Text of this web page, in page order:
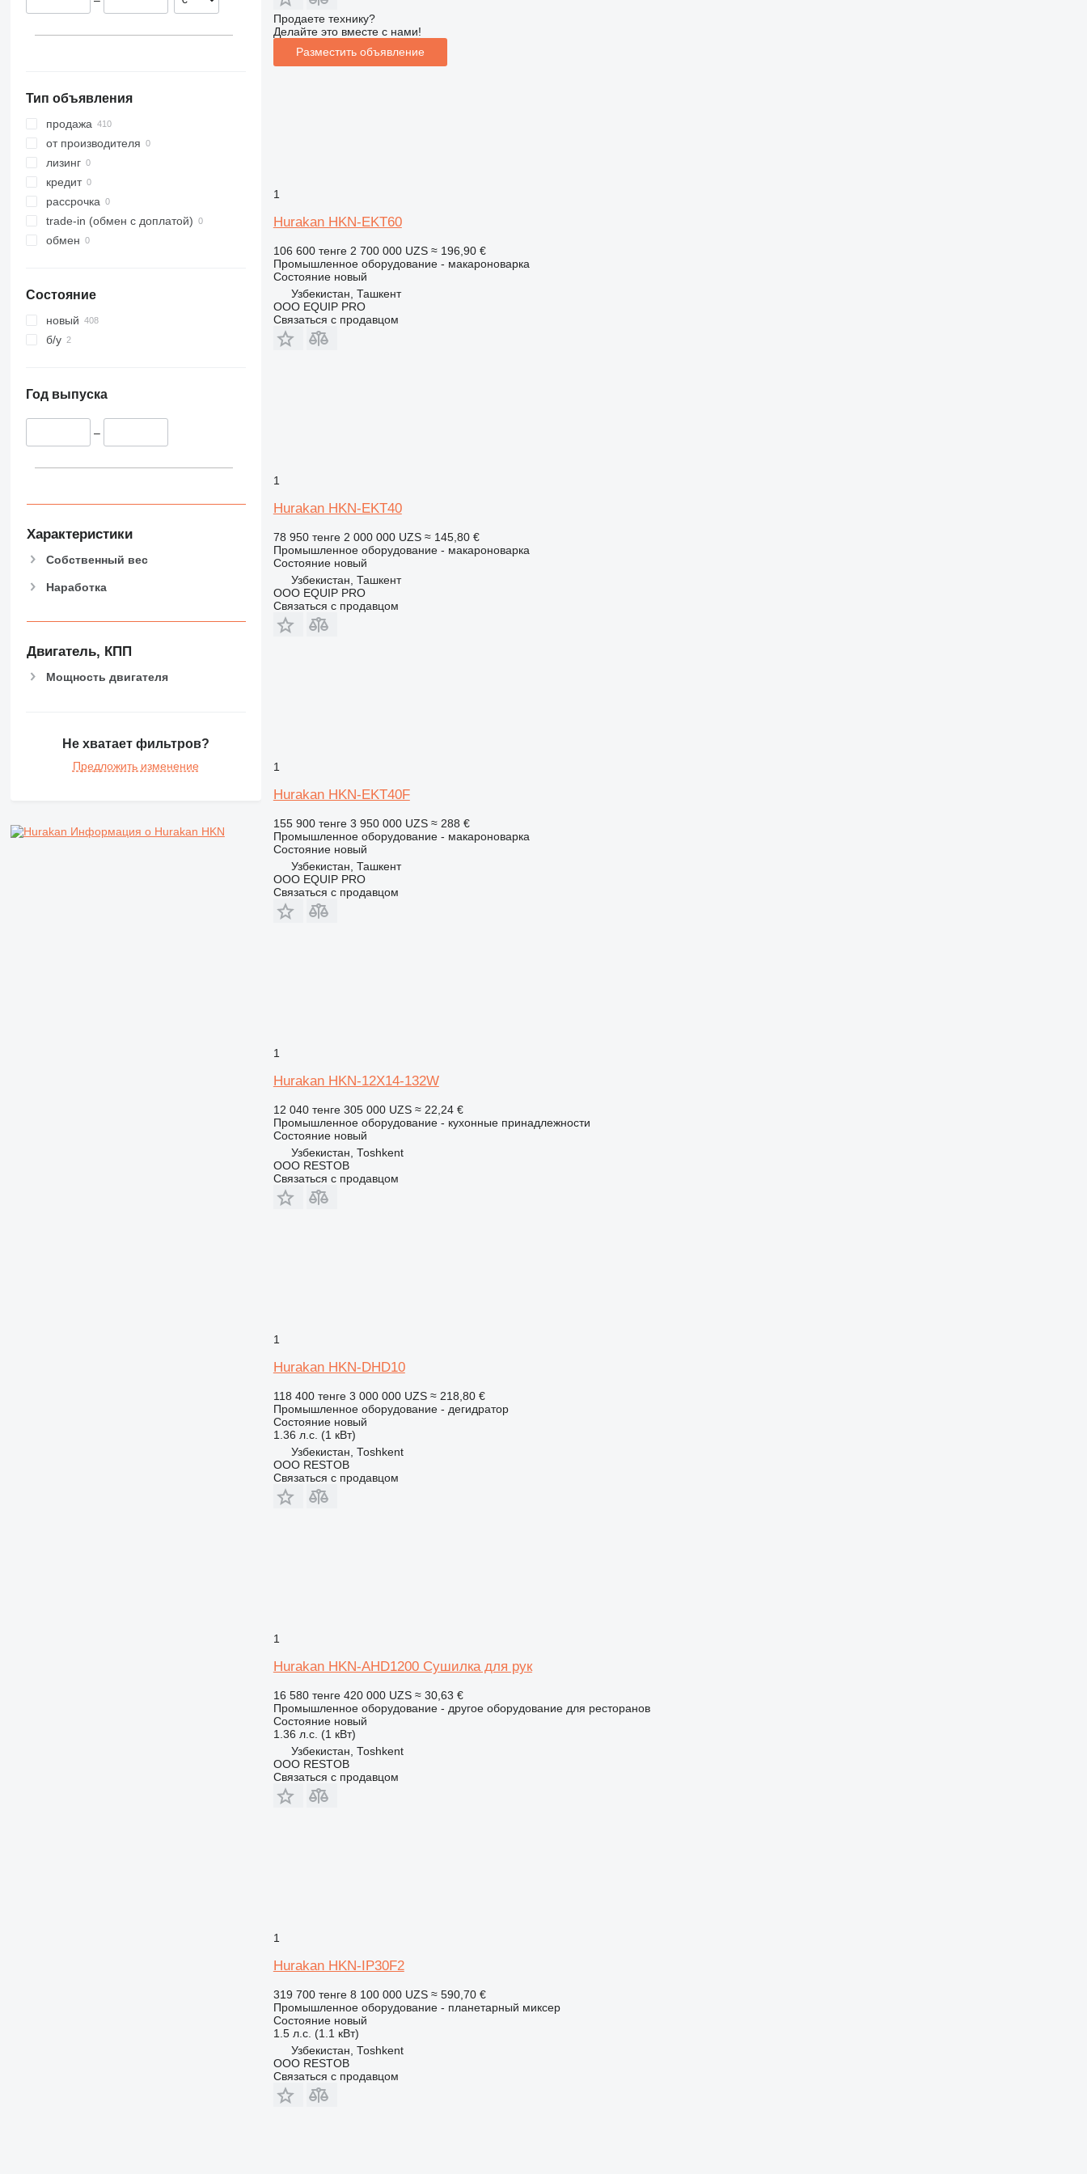
соусов
Тип объявления
продажа
от производителя
лизинг
кредит
рассрочка
trade-in (обмен с доплатой)
обмен
Состояние
новый
б/у
Год выпуска
–
Характеристики
Собственный вес
Наработка
Двигатель, КПП
Мощность двигателя
Не хватает фильтров?
Предложить изменение
Информация о Hurakan HKN
Продаете технику?
Делайте это вместе с нами!
Разместить объявление
1
Hurakan HKN-EKT60
106 600 тенге 2 700 000 UZS ≈ 196,90 €
Промышленное оборудование - макароноварка
Состояниеновый
Узбекистан, Ташкент
OOO EQUIP PRO
Связаться с продавцом
1
Hurakan HKN-EKT40
78 950 тенге 2 000 000 UZS ≈ 145,80 €
Промышленное оборудование - макароноварка
Состояниеновый
Узбекистан, Ташкент
OOO EQUIP PRO
Связаться с продавцом
1
Hurakan HKN-EKT40F
155 900 тенге 3 950 000 UZS ≈ 288 €
Промышленное оборудование - макароноварка
Состояниеновый
Узбекистан, Ташкент
OOO EQUIP PRO
Связаться с продавцом
1
Hurakan HKN-12X14-132W
12 040 тенге 305 000 UZS ≈ 22,24 €
Промышленное оборудование - кухонные принадлежности
Состояниеновый
Узбекистан, Тоshkent
OOO RESTOB
Связаться с продавцом
1
Hurakan HKN-DHD10
118 400 тенге 3 000 000 UZS ≈ 218,80 €
Промышленное оборудование - дегидратор
Состояниеновый
1.36 л.с. (1 кВт)
Узбекистан, Тоshkent
OOO RESTOB
Связаться с продавцом
1
Hurakan HKN-AHD1200 Сушилка для рук
16 580 тенге 420 000 UZS ≈ 30,63 €
Промышленное оборудование - другое оборудование для ресторанов
Состояниеновый
1.36 л.с. (1 кВт)
Узбекистан, Тоshkent
OOO RESTOB
Связаться с продавцом
1
Hurakan HKN-IP30F2
319 700 тенге 8 100 000 UZS ≈ 590,70 €
Промышленное оборудование - планетарный миксер
Состояниеновый
1.5 л.с. (1.1 кВт)
Узбекистан, Тоshkent
OOO RESTOB
Связаться с продавцом